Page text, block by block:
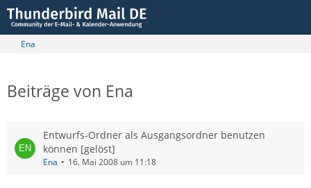
Ena
Beiträge von Ena
Entwurfs-Ordner als Ausgangsordner benutzen
können [gelöst]
Ena 16. Mai 2008 um 11:18